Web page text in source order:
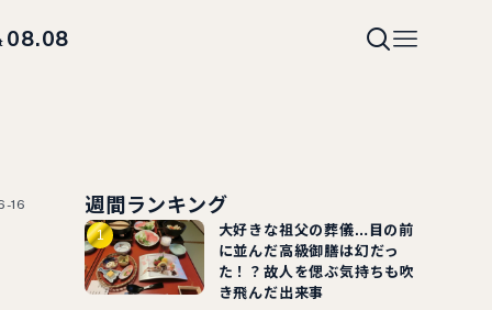
08.08
16 週間ランキング
大好きな祖父の葬儀…目の前
に並んだ高級御膳は幻だっ
た！？故人を偲ぶ気持ちも吹
き飛んだ出来事